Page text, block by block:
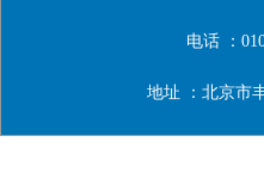
电话 ：
地址 ：北京市